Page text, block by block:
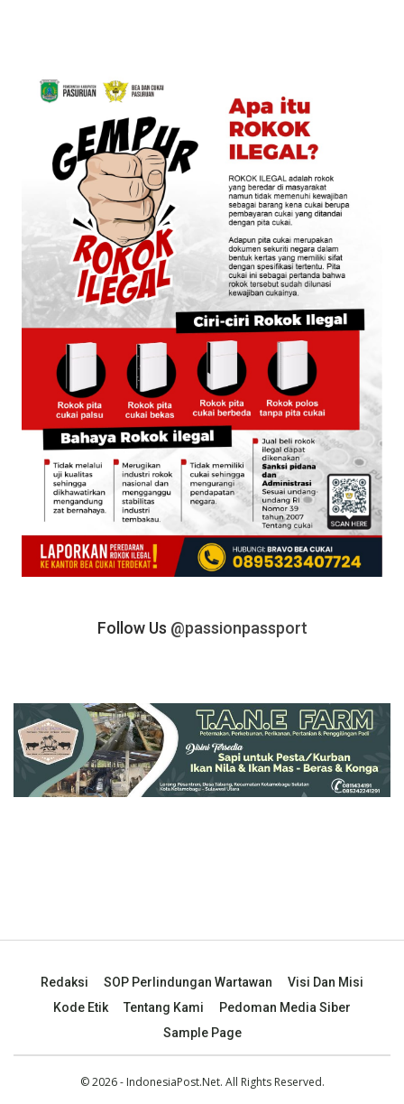
Follow Us @passionpassport
Redaksi SOP Perlindungan Wartawan
Visi Dan Misi
Kode Etik
Tentang Kami
Pedoman Media Siber
Sample Page
© 2026 - IndonesiaPost.Net. All Rights Reserved.